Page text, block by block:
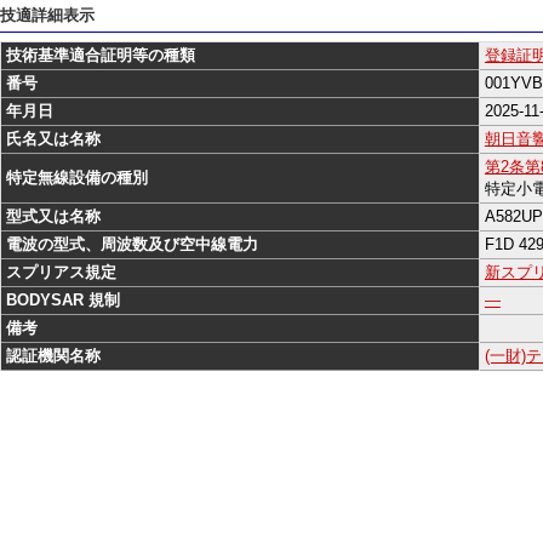
技適詳細表示
技術基準適合証明等の種類
登録証
番号
年月日
2025-
氏名又は名称
朝日音
特定無線設備の種別
第2条
特定小
型式又は名称
A582UP
電波の型式、周波数及び空中線電力
F1D
スプリアス規定
新スプ
BODYSAR 規制
―
備考
認証機関名称
(一財)